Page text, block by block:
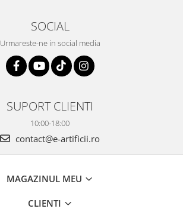
SOCIAL
Urmareste-ne in social media
SUPORT CLIENTI
10:00-18:00
contact@e-artificii.ro
MAGAZINUL MEU
CLIENTI